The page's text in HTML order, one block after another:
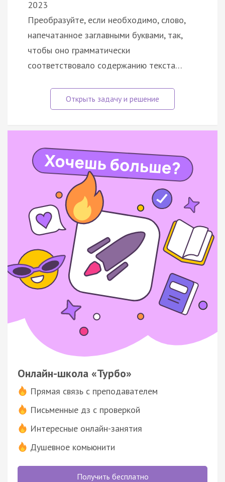
2023
Преобразуйте, если необходимо, слово,
напечатанное заглавными буквами, так,
чтобы оно грамматически
соответствовало содержанию текста…
Онлайн-школа «Турбо»
Прямая связь с преподавателем
Письменные дз с проверкой
Интересные онлайн-занятия
Душевное комьюнити
Получить бесплатно